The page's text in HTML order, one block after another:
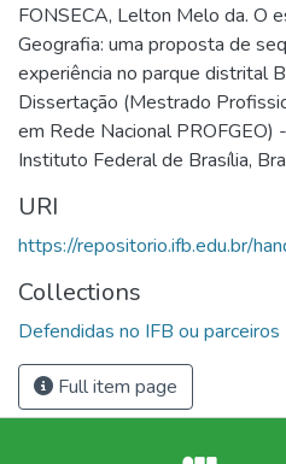
FONSECA, Lelton Melo da. O
Geografia: uma proposta de
experiência no parque distrital
Dissertação (Mestrado
em Rede Nacional PROFGEO)
Instituto Federal de Brasília,
URI
https://repositorio.ifb.edu.br/
Collections
Defendidas no IFB ou parceiros
Full item page